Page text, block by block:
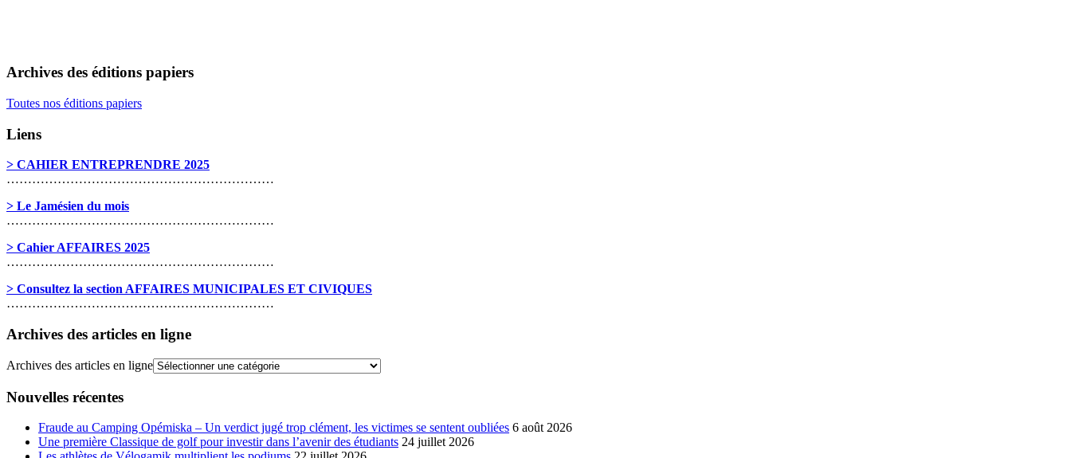
Archives des éditions papiers
Toutes nos éditions papiers
Liens
> CAHIER ENTREPRENDRE 2025
………………………………………………………
> Le Jamésien du mois
………………………………………………………
> Cahier AFFAIRES 2025
………………………………………………………
> Consultez la section AFFAIRES MUNICIPALES ET CIVIQUES
………………………………………………………
Archives des articles en ligne
Archives des articles en ligne
Nouvelles récentes
Fraude au Camping Opémiska – Un verdict jugé trop clément, les victimes se sentent oubliées 6 août 2026
Une première Classique de golf pour investir dans l’avenir des étudiants 24 juillet 2026